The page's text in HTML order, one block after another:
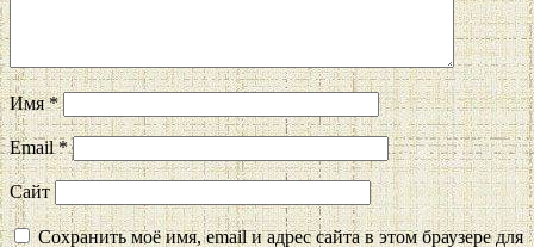
Имя*
Email*
Сайт
Сохранить моё имя, email и адрес сайта в этом браузере для